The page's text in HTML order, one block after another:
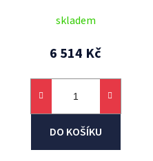
skladem
6 514 Kč
DO KOŠÍKU